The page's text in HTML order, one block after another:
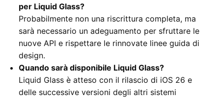
per Liquid Glass?
Probabilmente non una riscrittura completa, ma
sarà necessario un adeguamento per sfruttare le
nuove API e rispettare le rinnovate linee guida di
design.
Quando sarà disponibile Liquid Glass?
Liquid Glass è atteso con il rilascio di iOS 26 e
delle successive versioni degli altri sistemi